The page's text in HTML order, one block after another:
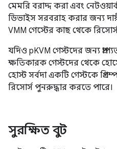
মেমরি বরাদ্দ করা এবং
ডিভাইস সরবরাহ করার জন্য
VMM গেস্টের কাছ থেকে
যদিও pKVM গেস্টদের জন্য
ক্ষতিকারক গেস্টদের থেকে
হোস্ট সর্বদা একটি গেস্টকে
রিসোর্স পুনরুদ্ধার করতে পারে।
সুরক্ষিত বুট